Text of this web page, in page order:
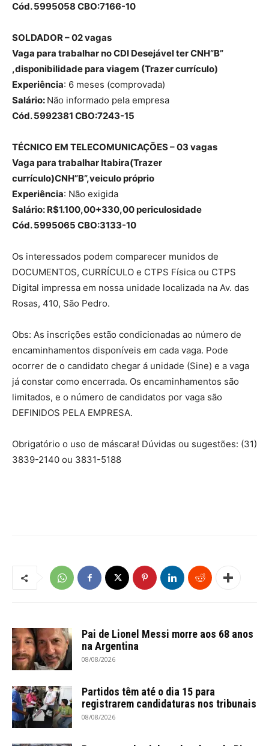
Cód. 5995058 CBO:7166-10
SOLDADOR – 02 vagas
Vaga para trabalhar no CDI Desejável ter CNH”B”
,disponibilidade para viagem (Trazer currículo)
Experiência: 6 meses (comprovada)
Salário: Não informado pela empresa
Cód. 5992381 CBO:7243-15
TÉCNICO EM TELECOMUNICAÇÕES – 03 vagas
Vaga para trabalhar Itabira(Trazer
currículo)CNH”B”,veiculo próprio
Experiência: Não exigida
Salário: R$1.100,00+330,00 periculosidade
Cód. 5995065 CBO:3133-10
Os interessados podem comparecer munidos de
DOCUMENTOS, CURRÍCULO e CTPS Física ou CTPS
Digital impressa em nossa unidade localizada na Av. das
Rosas, 410, São Pedro.
Obs: As inscrições estão condicionadas ao número de
encaminhamentos disponíveis em cada vaga. Pode
ocorrer de o candidato chegar á unidade (Sine) e a vaga
já constar como encerrada. Os encaminhamentos são
limitados, e o número de candidatos por vaga são
DEFINIDOS PELA EMPRESA.
Obrigatório o uso de máscara! Dúvidas ou sugestões: (31)
3839-2140 ou 3831-5188
Pai de Lionel Messi morre aos 68 anos
na Argentina
08/08/2026
Partidos têm até o dia 15 para
registrarem candidaturas nos tribunais
08/08/2026